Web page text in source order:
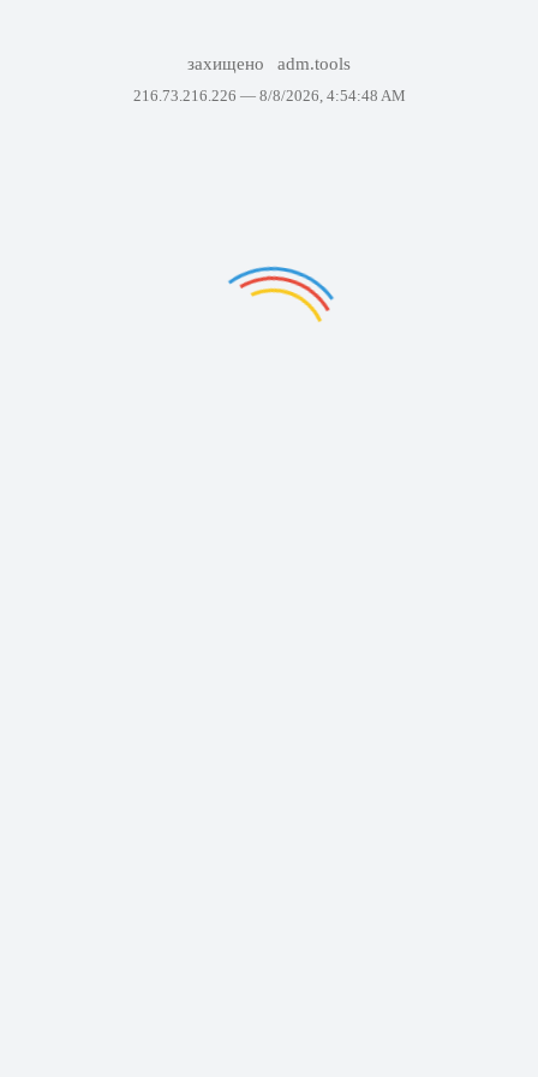
захищено adm.tools
216.73.216.226 — 8/8/2026, 4:54:48 AM